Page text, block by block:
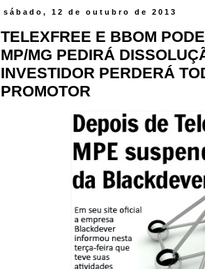
sábado, 12 de outubro de 2013
TELEXFREE E BBOM
MP/MG PEDIRÁ
INVESTIDOR PERDERÁ
PROMOTOR